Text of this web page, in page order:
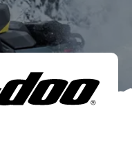
Släpvagnar & Skylift
Om oss